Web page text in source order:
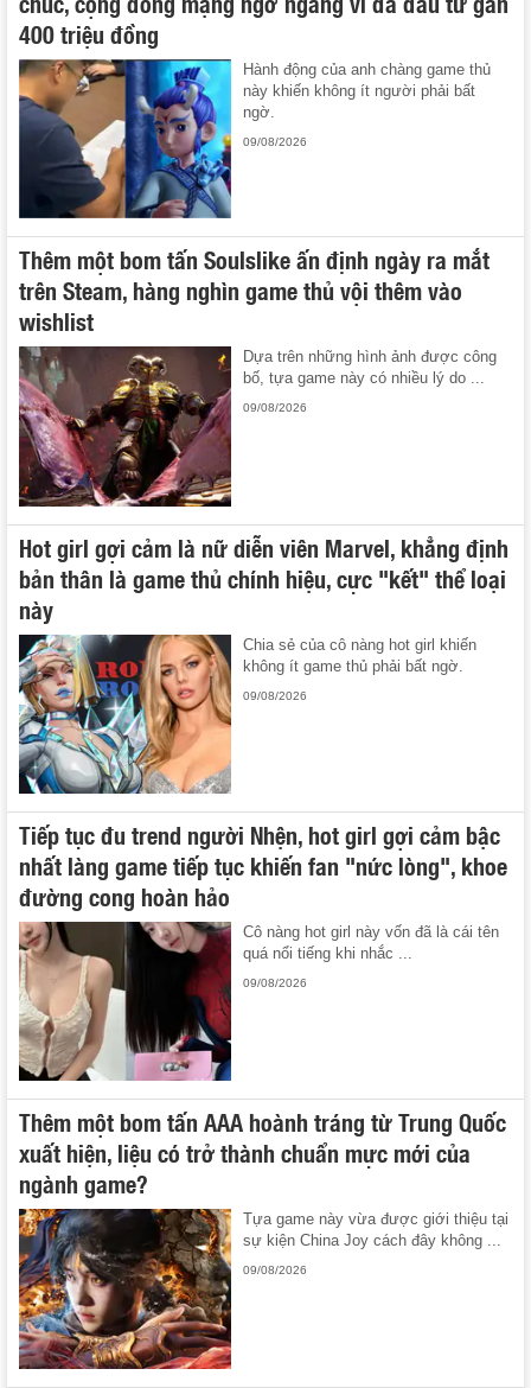
400 triệu đồng
Hành động của anh chàng game thủ
này khiến không ít người phải bất
ngờ.
09/08/2026
Thêm một bom tấn Soulslike ấn định ngày ra mắt
trên Steam, hàng nghìn game thủ vội thêm vào
wishlist
Dựa trên những hình ảnh được công
bố, tựa game này có nhiều lý do ...
09/08/2026
Hot girl gợi cảm là nữ diễn viên Marvel, khẳng định
bản thân là game thủ chính hiệu, cực "kết" thể loại
này
Chia sẻ của cô nàng hot girl khiến
không ít game thủ phải bất ngờ.
09/08/2026
Tiếp tục đu trend người Nhện, hot girl gợi cảm bậc
nhất làng game tiếp tục khiến fan "nức lòng", khoe
đường cong hoàn hảo
Cô nàng hot girl này vốn đã là cái tên
quá nổi tiếng khi nhắc ...
09/08/2026
Thêm một bom tấn AAA hoành tráng từ Trung Quốc
xuất hiện, liệu có trở thành chuẩn mực mới của
ngành game?
Tựa game này vừa được giới thiệu tại
sự kiện China Joy cách đây không ...
09/08/2026